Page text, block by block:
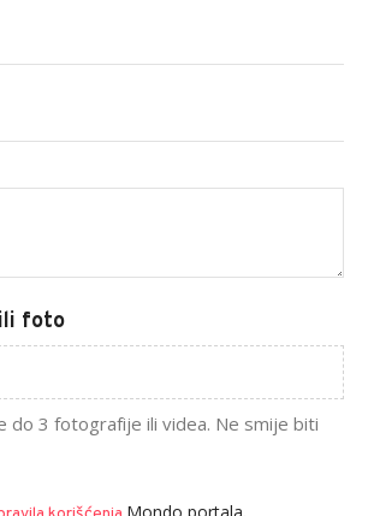
foto
do 3 fotografije ili videa. Ne smije biti